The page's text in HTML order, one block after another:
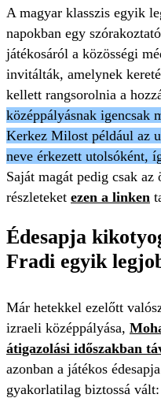
A magyar klasszis egyik
napokban egy
játékosáról a közösségi
invitálták, amelynek
kellett rangsorolnia a
középpályásnak igencsak
Kerkez Milost például az
neve érkezett utolsóként,
Saját magát pedig csak
részleteket ezen a linken
Édesapja
Fradi egyik
Már hetekkel ezelőtt
izraeli középpályása,
átigazolási időszakban
azonban a játékos
gyakorlatilag biztossá